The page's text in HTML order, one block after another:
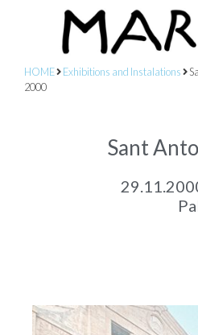
HOME Exhibitions and Instalations
2000
Sant